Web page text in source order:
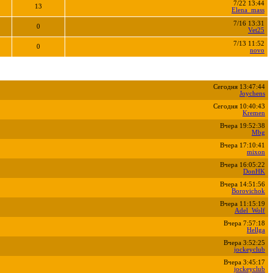
13
7/22 13:44
Elena_mass
0
7/16 13:31
Vet25
0
7/13 11:52
novo
Сегодня 13:47:44
Joychens
Сегодня 10:40:43
Kremen
Вчера 19:52:38
Mbg
Вчера 17:10:41
mixon
Вчера 16:05:22
DonHK
Вчера 14:51:56
Borovichok
Вчера 11:15:19
Adel_Wolf
Вчера 7:57:18
Hellga
Вчера 3:52:25
jockeyclub
Вчера 3:45:17
jockeyclub